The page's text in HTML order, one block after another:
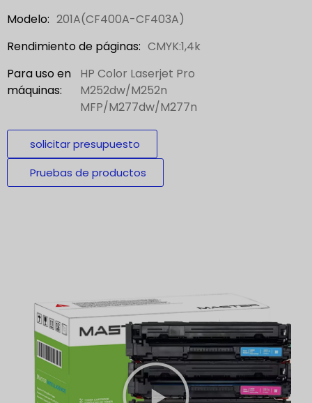
Modelo: 201A(CF400A-CF403A)
Rendimiento de páginas: CMYK:1,4k
Para uso en
máquinas:
HP Color Laserjet Pro
M252dw/M252n
MFP/M277dw/M277n
solicitar presupuesto
Pruebas de productos